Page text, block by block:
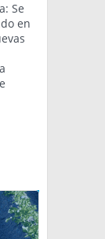
Se
en